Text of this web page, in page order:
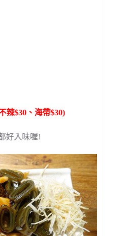
辣$30、海帶$30)
好入味喔!